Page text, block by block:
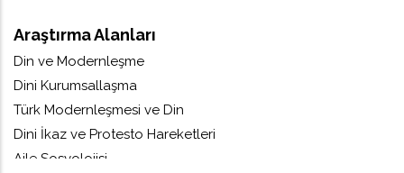
Araştırma Alanları
Din ve Modernleşme
Dini Kurumsallaşma
Türk Modernleşmesi ve Din
Dini İkaz ve Protesto Hareketleri
Aile Sosyolojisi